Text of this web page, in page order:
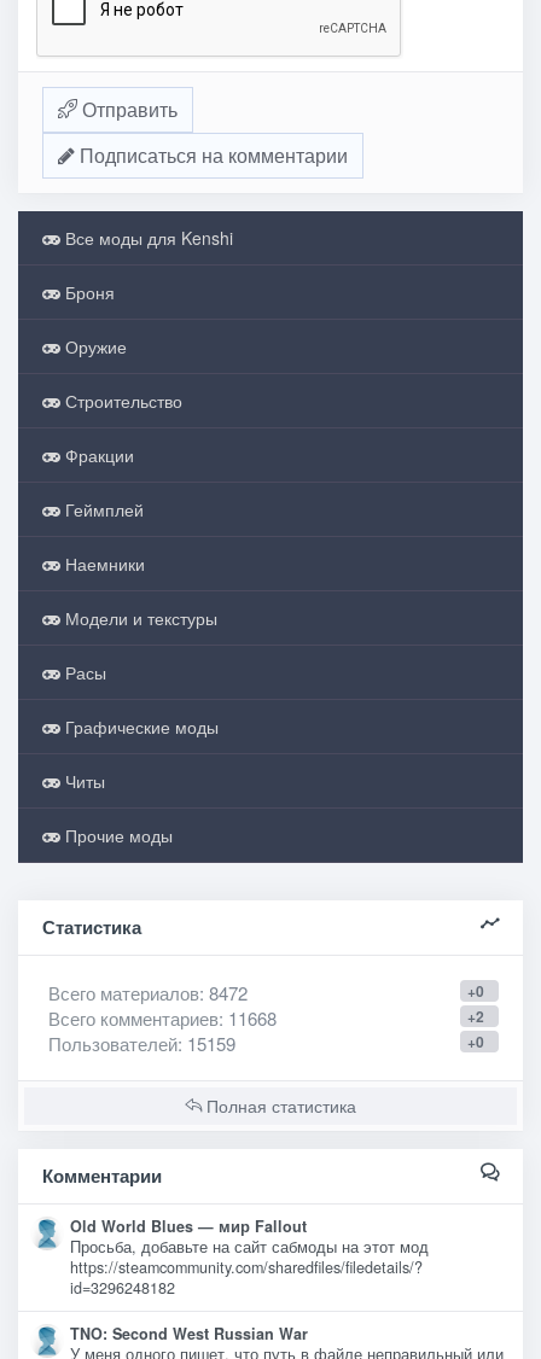
Отправить
Подписаться на комментарии
Все моды для Kenshi
Броня
Оружие
Строительство
Фракции
Геймплей
Наемники
Модели и текстуры
Расы
Графические моды
Читы
Прочие моды
Статистика
+0
Всего материалов: 8472
+2
Всего комментариев: 11668
+0
Пользователей: 15159
Полная статистика
Комментарии
Old World Blues — мир Fallout
Просьба, добавьте на сайт сабмоды на этот мод
https://steamcommunity.com/sharedfiles/filedetails/?
id=3296248182
TNO: Second West Russian War
У меня одного пишет, что путь в файле неправильный или